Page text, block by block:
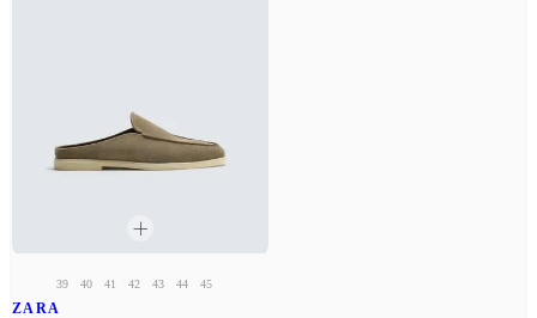
39 40 41 42 43 44 45
ZARA